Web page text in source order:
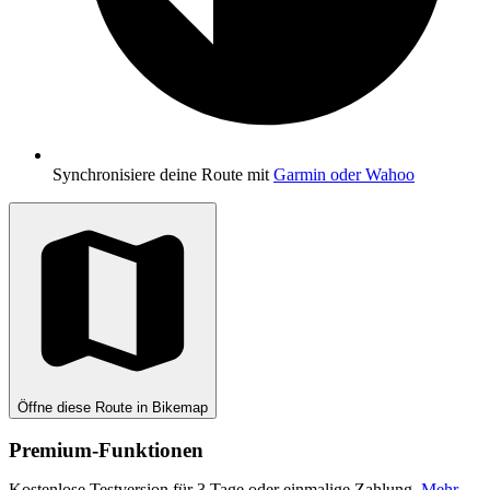
Synchronisiere deine Route mit Garmin oder Wahoo
Öffne diese Route in Bikemap
Premium-Funktionen